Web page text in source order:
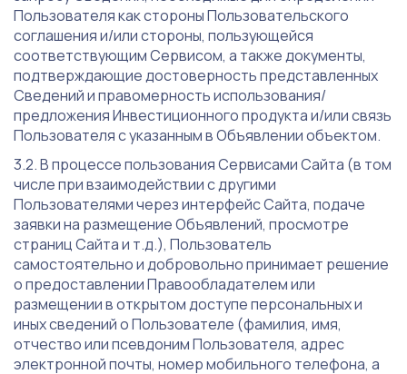
Пользователя как стороны Пользовательского
соглашения и/или стороны, пользующейся
соответствующим Сервисом, а также документы,
подтверждающие достоверность представленных
Сведений и правомерность использования/
предложения Инвестиционного продукта и/или связь
Пользователя с указанным в Объявлении объектом.
В процессе пользования Сервисами Сайта (в том
числе при взаимодействии с другими
Пользователями через интерфейс Сайта, подаче
заявки на размещение Объявлений, просмотре
страниц Сайта и т.д.), Пользователь
самостоятельно и добровольно принимает решение
о предоставлении Правообладателем или
размещении в открытом доступе персональных и
иных сведений о Пользователе (фамилия, имя,
отчество или псевдоним Пользователя, адрес
электронной почты, номер мобильного телефона, а